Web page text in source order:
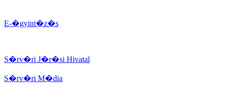
E-�gyint�z�s
S�rv�ri J�r�si Hivatal
S�rv�ri M�dia